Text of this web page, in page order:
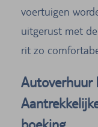
voertuigen
uitgerust met
rit zo
Autoverhuur